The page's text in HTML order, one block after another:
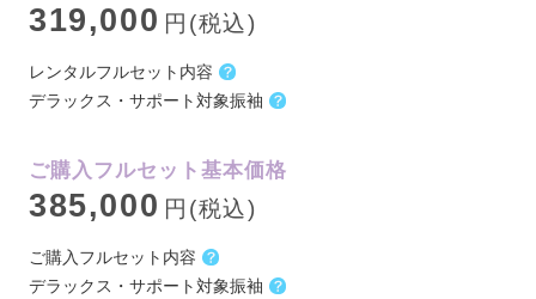
319,000 円(税込)
レンタルフルセット内容
デラックス・サポート対象振袖
ご購入フルセット基本価格
385,000 円(税込)
ご購入フルセット内容
デラックス・サポート対象振袖